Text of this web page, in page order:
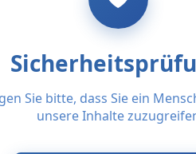
Sie bitte, dass Sie ein
unsere Inhalte